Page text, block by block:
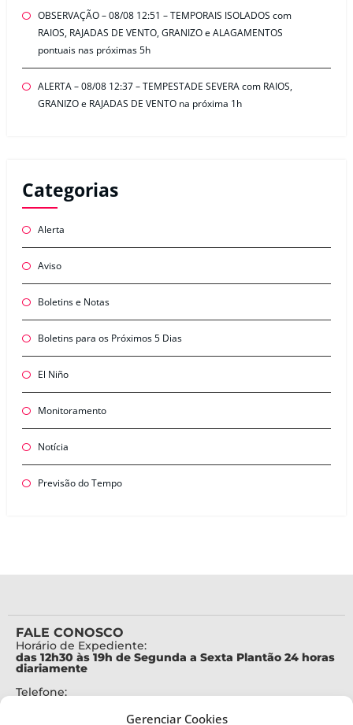
Gerenciar Cookies
OBSERVAÇÃO – 08/08 12:51 – TEMPORAIS ISOLADOS com
RAIOS, RAJADAS DE VENTO, GRANIZO e ALAGAMENTOS
pontuais nas próximas 5h
ALERTA – 08/08 12:37 – TEMPESTADE SEVERA com RAIOS,
GRANIZO e RAJADAS DE VENTO na próxima 1h
Categorias
Alerta
Aviso
Boletins e Notas
Boletins para os Próximos 5 Dias
El Niño
Monitoramento
Notícia
Previsão do Tempo
FALE CONOSCO
Horário de Expediente:
das 12h30 às 19h de Segunda a Sexta Plantão 24 horas
diariamente
Telefone: